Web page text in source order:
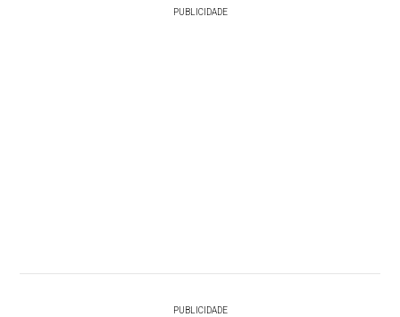
PUBLICIDADE
PUBLICIDADE